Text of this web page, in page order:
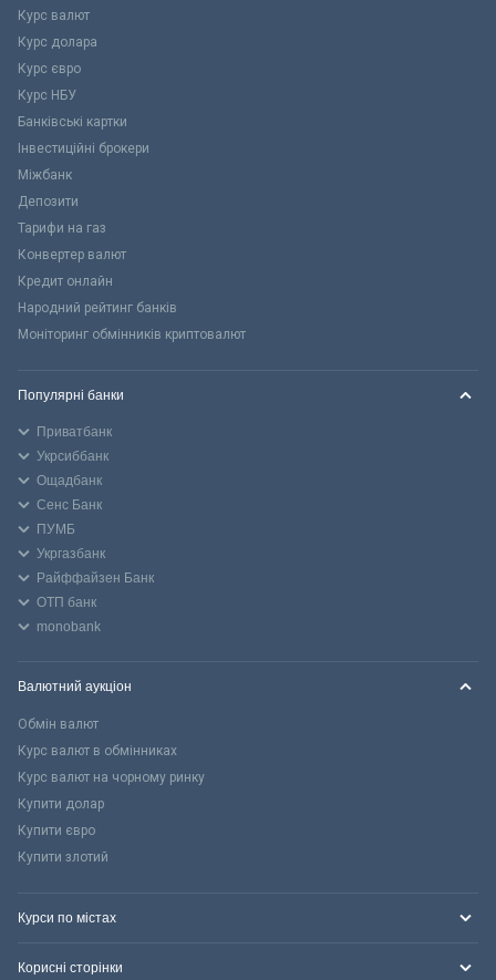
Курс валют
Курс долара
Курс євро
Курс НБУ
Банківські картки
Інвестиційні брокери
Міжбанк
Депозити
Тарифи на газ
Конвертер валют
Кредит онлайн
Народний рейтинг банків
Моніторинг обмінників криптовалют
Популярні банки
Приватбанк
Укрсиббанк
Ощадбанк
Сенс Банк
ПУМБ
Укргазбанк
Райффайзен Банк
ОТП банк
monobank
Валютний аукціон
Обмін валют
Курс валют в обмінниках
Курс валют на чорному ринку
Купити долар
Купити євро
Купити злотий
Курси по містах
Корисні сторінки